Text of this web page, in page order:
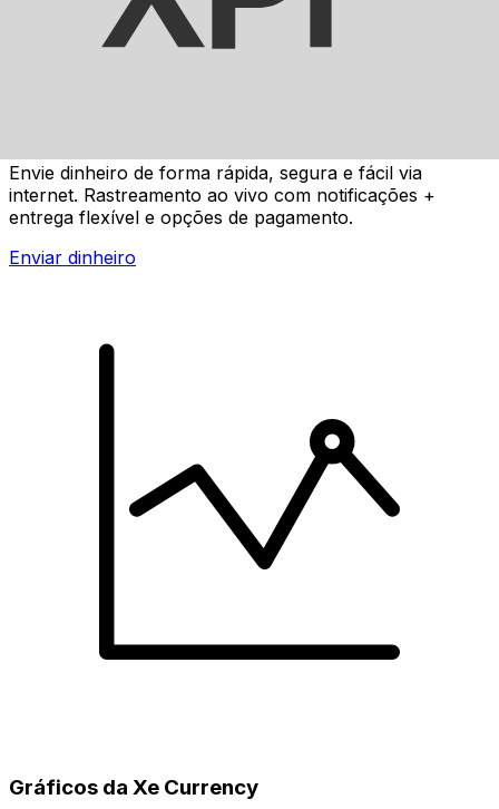
Envie dinheiro de forma rápida, segura e fácil via
internet. Rastreamento ao vivo com notificações +
entrega flexível e opções de pagamento.
Enviar dinheiro
Gráficos da Xe Currency